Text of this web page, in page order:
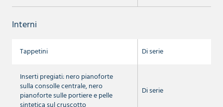
Interni
Tappetini Di serie
Inserti pregiati: nero pianoforte
sulla consolle centrale, nero
pianoforte sulle portiere e pelle
Di serie